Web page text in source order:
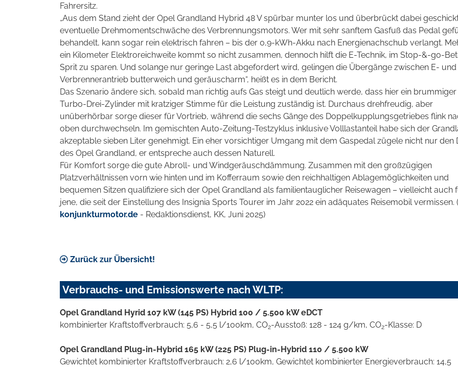
Fahrersitz.
„Aus dem Stand zieht der Opel Grandland Hybrid 48 V spürbar munter los und überbrückt dabei
eventuelle Drehmomentschwäche des Verbrennungsmotors. Wer mit sehr sanftem Gasfuß das Pedal
behandelt, kann sogar rein elektrisch fahren – bis der 0,9-kWh-Akku nach Energienachschub verlangt.
ein Kilometer Elektroreichweite kommt so nicht zusammen, dennoch hilft die E-Technik, im Stop-&-go-
Sprit zu sparen. Und solange nur geringe Last abgefordert wird, gelingen die Übergänge zwischen E- und
Verbrennerantrieb butterweich und geräuscharm“, heißt es in dem Bericht.
Das Szenario ändere sich, sobald man richtig aufs Gas steigt und deutlich werde, dass hier ein brummiger
Turbo-Drei-Zylinder mit kratziger Stimme für die Leistung zuständig ist. Durchaus drehfreudig, aber
unüberhörbar sorge dieser für Vortrieb, während die sechs Gänge des Doppelkupplungsgetriebes flink
oben durchwechseln. Im gemischten Auto-Zeitung-Testzyklus inklusive Volllastanteil habe sich der
akzeptable sieben Liter genehmigt. Ein eher vorsichtiger Umgang mit dem Gaspedal zügele nicht nur den
des Opel Grandland, er entspreche auch dessen Naturell.
Für Komfort sorge die gute Abroll- und Windgeräuschdämmung. Zusammen mit den großzügigen
Platzverhältnissen vorn wie hinten und im Kofferraum sowie den reichhaltigen Ablagemöglichkeiten und
bequemen Sitzen qualifiziere sich der Opel Grandland als familientauglicher Reisewagen – vielleicht auch
jene, die seit der Einstellung des Insignia Sports Tourer im Jahr 2022 ein adäquates Reisemobil vermissen. (
konjunkturmotor.de - Redaktionsdienst, KK, Juni 2025)
Zurück zur Übersicht!
Verbrauchs- und Emissionswerte nach WLTP:
Opel Grandland Hyrid 107 kW (145 PS) Hybrid 100 / 5.500 kW eDCT
kombinierter Kraftstoffverbrauch: 5,6 - 5,5 l/100km, CO2-Ausstoß: 128 - 124 g/km, CO2-Klasse: D
Opel Grandland Plug-in-Hybrid 165 kW (225 PS) Plug-in-Hybrid 110 / 5.500 kW
Gewichtet kombinierter Kraftstoffverbrauch: 2,6 l/100km, Gewichtet kombinierter Energieverbrauch: 14,5